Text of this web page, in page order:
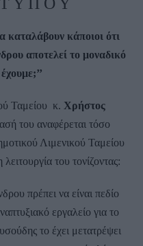
καταλάβουν κάποιοι ότι
αποτελεί το μοναδικό
Ταμείου κ. Χρήστος
του αναφέρεται τόσο
Λιμενικού Ταμείου
του τονίζοντας:
πρέπει να είναι πεδίο
εργαλείο για το
το έχει μετατρέψει